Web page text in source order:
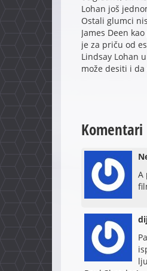
Lohan još
Ostali glumci
James Deen
je za priču od
Lindsay Lohan
može desiti i
Komentari
A